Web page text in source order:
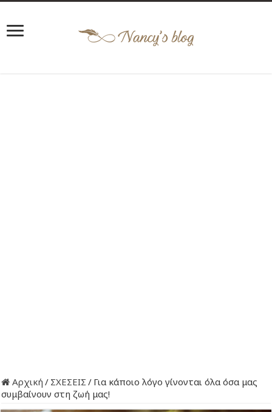
Αρχική / ΣΧΕΣΕΙΣ / Για κάποιο λόγο γίνονται όλα όσα μας
συμβαίνουν στη ζωή μας!